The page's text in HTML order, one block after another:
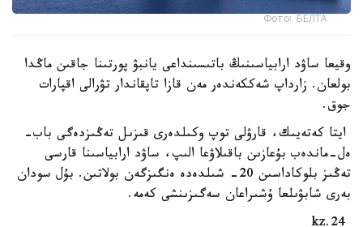
Фото: БЕЛТА
وقيعا ساۋد ارابياسىنىڭ باتىسىنداعى يانبۋ پورتىنا جاقىن ماڭدا
بولعان. زارداپ شەككەندەر مەن قازا تاپقاندار تۋرالى اقپارات
جوق.
ايتا كەتەيىك، قارۋلى توپ وكىلدەرى قىزىل تەڭىزدەگى باب-
ەل-ماندەب بۇعازىن باقىلاۋعا الىپ، ساۋد ارابياسىنا قارسى
تەڭىز بلوكاداسىن 20- شىلدەدە ەنگىزگەن بولاتىن. بۇل سودان
بەرى شابۋىلعا ۇشىراعان سەگىزىنشى كەمە.